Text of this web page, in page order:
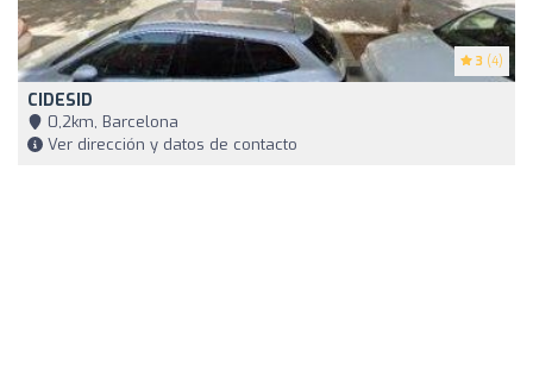
3 (4)
CIDESID
0,2km, Barcelona
Ver dirección y datos de contacto